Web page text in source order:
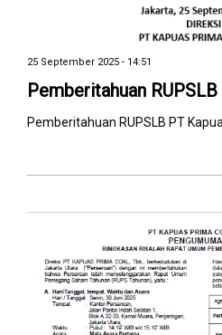
25 September 2025 - 14:51
Pemberitahuan
Pemberitahuan RUPSLB PT